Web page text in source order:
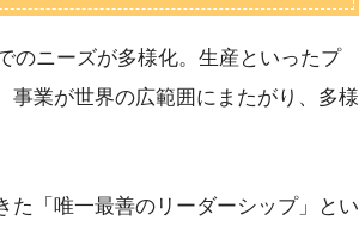
のニーズが多様化。生産といったプ
事業が世界の広範囲にまたがり、多様
た「唯一最善のリーダーシップ」とい